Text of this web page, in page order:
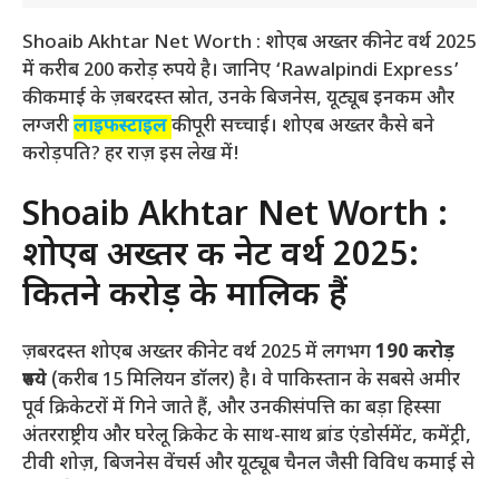
Shoaib Akhtar Net Worth : शोएब अख्तर की नेट वर्थ 2025
में करीब 200 करोड़ रुपये है। जानिए ‘Rawalpindi Express’
की कमाई के ज़बरदस्त स्रोत, उनके बिजनेस, यूट्यूब इनकम और
लग्जरीलाइफस्टाइलकी पूरी सच्चाई। शोएब अख्तर कैसे बने
करोड़पति? हर राज़ इस लेख में!
Shoaib Akhtar Net Worth :
शोएब अख्तर की नेट वर्थ 2025:
कितने करोड़ के मालिक हैं
ज़बरदस्त शोएब अख्तर की नेट वर्थ 2025 में लगभग190 करोड़
रुपये (करीब 15 मिलियन डॉलर) है। वे पाकिस्तान के सबसे अमीर
पूर्व क्रिकेटरों में गिने जाते हैं, और उनकी संपत्ति का बड़ा हिस्सा
अंतरराष्ट्रीय और घरेलू क्रिकेट के साथ-साथ ब्रांड एंडोर्समेंट, कमेंट्री,
टीवी शोज़, बिजनेस वेंचर्स और यूट्यूब चैनल जैसी विविध कमाई से